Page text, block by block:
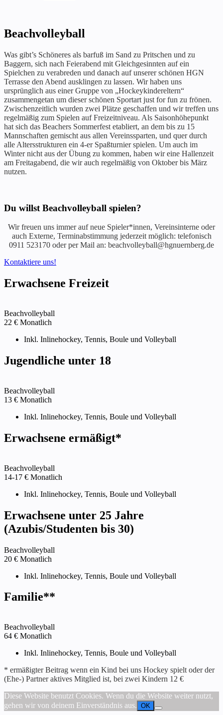
Beachvolleyball
Was gibt’s Schöneres als barfuß im Sand zu Pritschen und zu
Baggern, sich nach Feierabend mit Gleichgesinnten auf ein
Spielchen zu verabreden und danach auf unserer schönen HGN
Terrasse den Abend ausklingen zu lassen. Wir haben uns
ursprünglich aus einer Gruppe von „Hockeykindereltern“
zusammengetan um dieser schönen Sportart just for fun zu frönen.
Zwischenzeitlich wurden zwei Plätze geschaffen und wir treffen uns
regelmäßig zum Spielen auf Freizeitniveau. Als Saisonhöhepunkt
hat sich das Beachers Sommerfest etabliert, an dem bis zu 15
Mannschaften gemischt aus allen Vereinssparten, und quer durch
alle Altersstrukturen ein 4-er Spaßturnier spielen. Um auch im
Winter nicht aus der Übung zu kommen, haben wir eine Hallenzeit
am Freitagabend, die wir auch regelmäßig von Oktober bis März
nutzen.
Du willst Beachvolleyball spielen?
Wir freuen uns immer auf neue Spieler*innen, Vereinsinterne oder
auch Externe, Terminabstimmung jederzeit möglich: telefonisch
0911 523170 oder per Mail an: beachvolleyball@hgnuernberg.de
Kontaktiere uns!
Erwachsene Freizeit
Beachvolleyball
22 € Monatlich
Inkl. Inlinehockey, Tennis, Boule und Volleyball
Jugendliche unter 18
Beachvolleyball
13 € Monatlich
Inkl. Inlinehockey, Tennis, Boule und Volleyball
Erwachsene ermäßigt*
Beachvolleyball
14-17 € Monatlich
Inkl. Inlinehockey, Tennis, Boule und Volleyball
Erwachsene unter 25 Jahre
(Azubis/Studenten bis 30)
Beachvolleyball
20 € Monatlich
Inkl. Inlinehockey, Tennis, Boule und Volleyball
Familie**
Beachvolleyball
64 € Monatlich
Inkl. Inlinehockey, Tennis, Boule und Volleyball
* ermäßigter Beitrag wenn ein Kind bei uns Hockey spielt oder der
(Ehe-) Partner aktives Mitglied ist, bei zwei Kindern 12 €
Diese Website benutzt Cookies. Wenn du die Website weiter nutzt,
gehen wir von deinem Einverständnis aus. OK